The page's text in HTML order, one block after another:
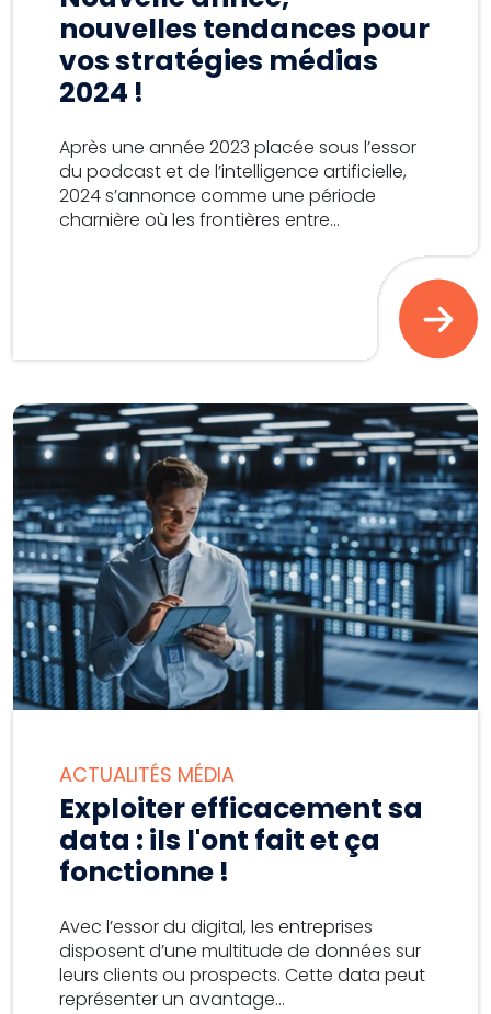
nouvelles tendances pour
vos stratégies médias
2024 !
Après une année 2023 placée sous l’essor
du podcast et de l’intelligence artificielle,
2024 s’annonce comme une période
charnière où les frontières entre...
ACTUALITÉS MÉDIA
Exploiter efficacement sa
data : ils l'ont fait et ça
fonctionne !
Avec l’essor du digital, les entreprises
disposent d’une multitude de données sur
leurs clients ou prospects. Cette data peut
représenter un avantage...